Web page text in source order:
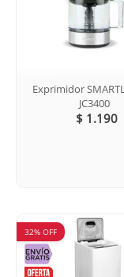
Exprimidor
JC3400
$ 1.190
32% OFF